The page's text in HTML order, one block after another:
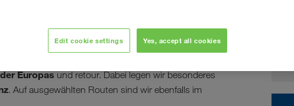
laden und entladen Ihre Fracht an jedem Ort des
organisiert
Europasund retour. Dabei legen wir besonderes
. Auf ausgewählten Routen sind wir ebenfalls im
Edit cookie settings Yes, accept all cookies